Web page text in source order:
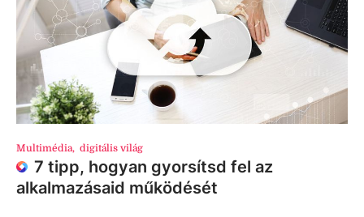
Multimédia, digitális világ
7 tipp, hogyan gyorsítsd fel az
alkalmazásaid működését